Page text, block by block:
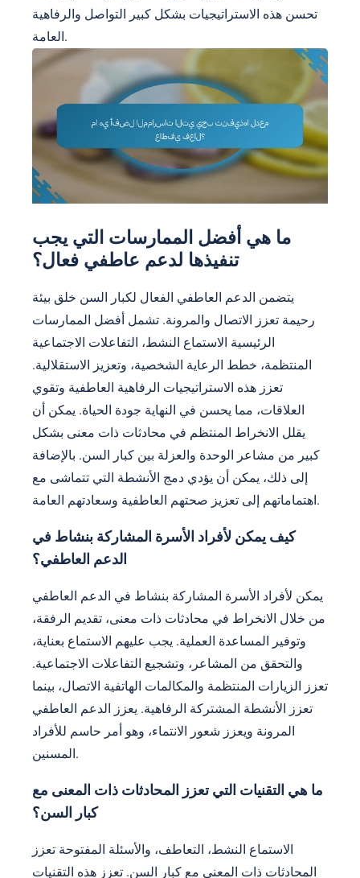
تحسن هذه الاستراتيجيات بشكل كبير التواصل والرفاهية
العامة.
ما هي أفضل الممارسات التي يجب
تنفيذها لدعم عاطفي فعال؟
يتضمن الدعم العاطفي الفعال لكبار السن خلق بيئة
رحيمة تعزز الاتصال والمرونة. تشمل أفضل الممارسات
الرئيسية الاستماع النشط، التفاعلات الاجتماعية
المنتظمة، خطط الرعاية الشخصية، وتعزيز الاستقلالية.
تعزز هذه الاستراتيجيات الرفاهية العاطفية وتقوي
العلاقات، مما يحسن في النهاية جودة الحياة. يمكن أن
يقلل الانخراط المنتظم في محادثات ذات معنى بشكل
كبير من مشاعر الوحدة والعزلة بين كبار السن. بالإضافة
إلى ذلك، يمكن أن يؤدي دمج الأنشطة التي تتماشى مع
اهتماماتهم إلى تعزيز صحتهم العاطفية وسعادتهم العامة.
كيف يمكن لأفراد الأسرة المشاركة بنشاط في
الدعم العاطفي؟
يمكن لأفراد الأسرة المشاركة بنشاط في الدعم العاطفي
من خلال الانخراط في محادثات ذات معنى، تقديم الرفقة،
وتوفير المساعدة العملية. يجب عليهم الاستماع بعناية،
والتحقق من المشاعر، وتشجيع التفاعلات الاجتماعية.
تعزز الزيارات المنتظمة والمكالمات الهاتفية الاتصال، بينما
تعزز الأنشطة المشتركة الرفاهية. يعزز الدعم العاطفي
المرونة ويعزز شعور الانتماء، وهو أمر حاسم للأفراد
المسنين.
ما هي التقنيات التي تعزز المحادثات ذات المعنى مع
كبار السن؟
الاستماع النشط، التعاطف، والأسئلة المفتوحة تعزز
المحادثات ذات المعنى مع كبار السن. تعزز هذه التقنيات